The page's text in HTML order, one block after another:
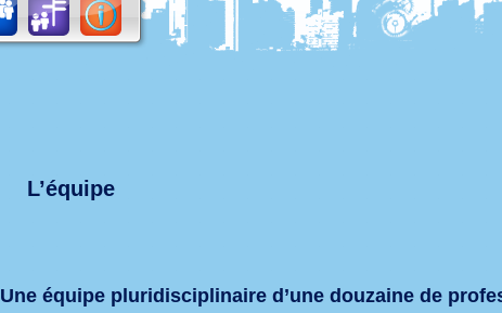
L’équipe
Une équipe pluridisciplinaire d’une douzaine de